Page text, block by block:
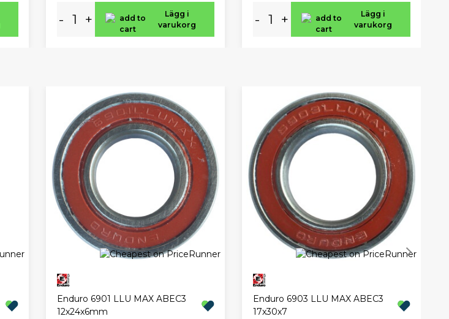
- +
Lägg i
varukorg
- +
Lägg i
varukorg
Enduro 6901 LLU MAX ABEC3
12x24x6mm
Enduro 6903 LLU MAX ABEC3
17x30x7